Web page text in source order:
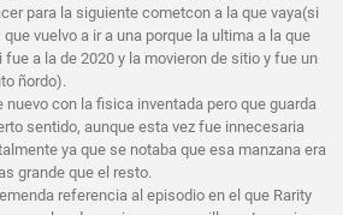
para la siguiente cometcon a la que vaya(si
que vuelvo a ir a una porque la ultima a la que
fue a la de 2020 y la movieron de sitio y fue un
ñordo).
nuevo con la fisica inventada pero que guarda
sentido, aunque esta vez fue innecesaria
ya que se notaba que esa manzana era
grande que el resto.
referencia al episodio en el que Rarity